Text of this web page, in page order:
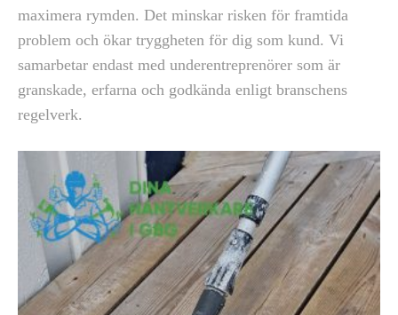
maximera rymden. Det minskar risken för framtida
problem och ökar tryggheten för dig som kund. Vi
samarbetar endast med underentreprenörer som är
granskade, erfarna och godkända enligt branschens
regelverk.